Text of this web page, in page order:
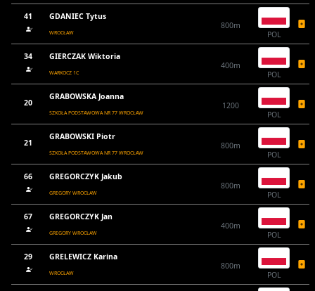
41 GDANIEC Tytus
WROCŁAW
800m
POL
34 GIERCZAK Wiktoria
WARKOCZ 1C
400m
POL
20
GRABOWSKA Joanna
SZKOŁA PODSTAWOWA NR 77 WROCŁAW
1200
POL
21
GRABOWSKI Piotr
SZKOŁA PODSTAWOWA NR 77 WROCŁAW
800m
POL
66 GREGORCZYK Jakub
GREGORY WROCŁAW
800m
POL
67 GREGORCZYK Jan
GREGORY WROCŁAW
400m
POL
29 GRELEWICZ Karina
WROCŁAW
800m
POL